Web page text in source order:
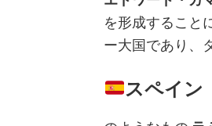
を形成すること
ー大国であり、
スペイン